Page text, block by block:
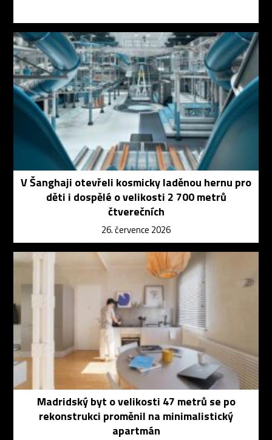
V Šanghaji otevřeli kosmicky laděnou hernu pro
děti i dospělé o velikosti 2 700 metrů
čtverečních
26. července 2026
Madridský byt o velikosti 47 metrů se po
rekonstrukci proměnil na minimalistický
apartmán